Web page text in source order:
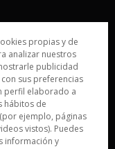
propias y de
analizar nuestros
publicidad
sus preferencias
perfil elaborado a
hábitos de
ejemplo, páginas
vistos). Puedes
información y